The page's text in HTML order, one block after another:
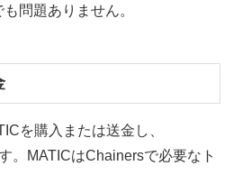
問題ありません。
を購入または送金し、
。MATICはChainersで必要なト